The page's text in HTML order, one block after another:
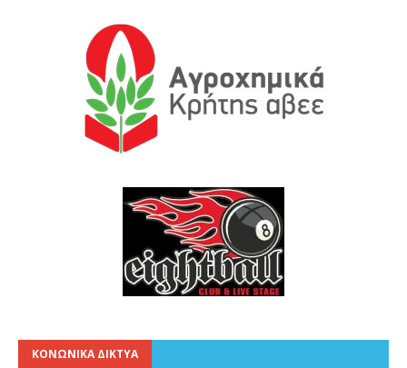
ΚΟΝΩΝΙΚΑ ΔΙΚΤΥΑ